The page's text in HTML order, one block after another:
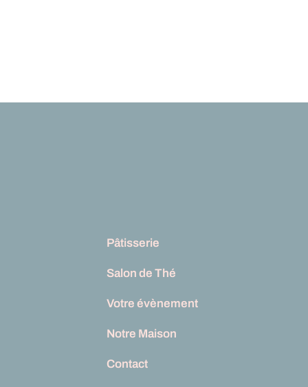
Pâtisserie
Salon de Thé
Votre évènement
Notre Maison
Contact